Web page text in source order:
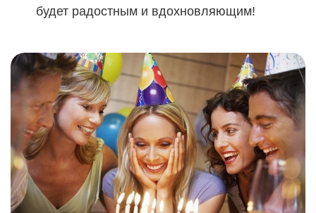
будет радостным и вдохновляющим!